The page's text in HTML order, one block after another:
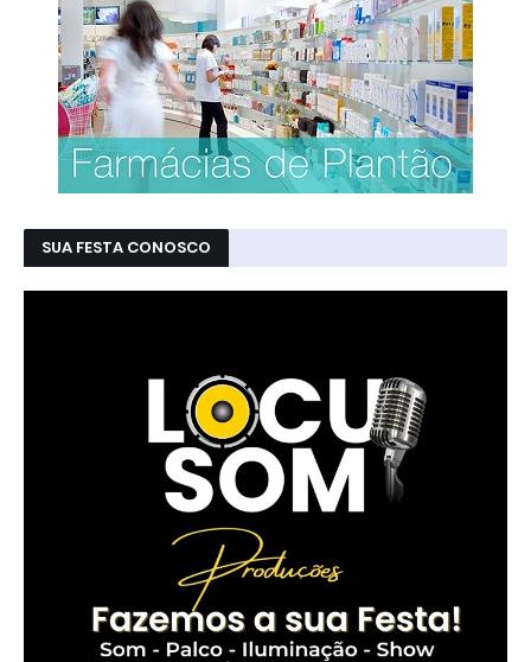
SUA FESTA CONOSCO